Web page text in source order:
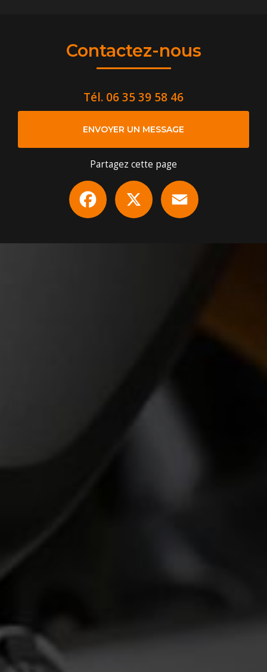
Contactez-nous
Tél. 06 35 39 58 46
ENVOYER UN MESSAGE
Partagez cette page
Facebook